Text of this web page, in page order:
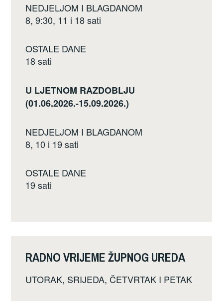
NEDJELJOM I BLAGDANOM
8, 9:30, 11 i 18 sati
OSTALE DANE
18 sati
U LJETNOM RAZDOBLJU
(01.06.2026.-15.09.2026.)
NEDJELJOM I BLAGDANOM
8, 10 i 19 sati
OSTALE DANE
19 sati
RADNO VRIJEME ŽUPNOG UREDA
UTORAK, SRIJEDA, ČETVRTAK I PETAK